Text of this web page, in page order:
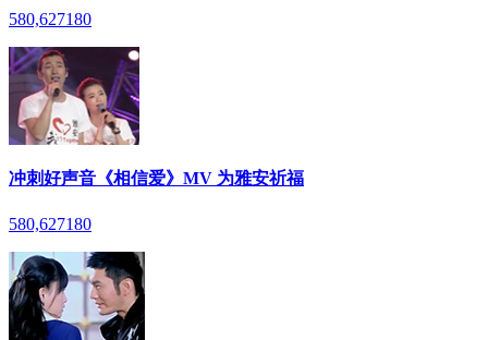
580,627180
冲刺好声音《相信爱》MV 为雅安祈福
580,627180